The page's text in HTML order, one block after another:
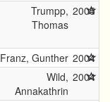
Trumpp,
Thomas
2005
Franz, Gunther 2004
Wild,
Annakathrin
2004